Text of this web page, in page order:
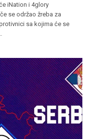
iNation i 4glory
se održao žreba za
sa kojima će se